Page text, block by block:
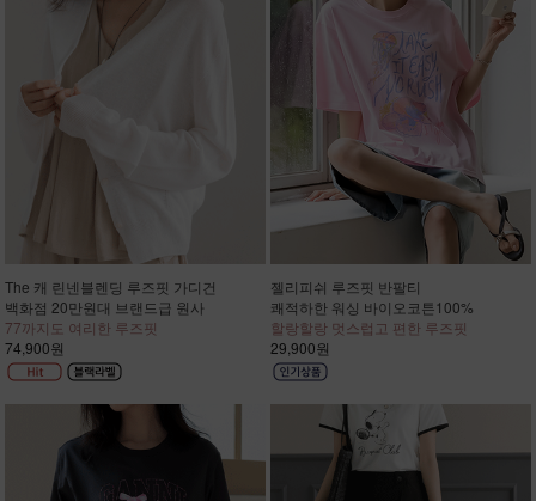
The 캐 린넨블렌딩 루즈핏 가디건
백화점 20만원대 브랜드급 원사
77까지도 여리한 루즈핏
74,900원
젤리피쉬 루즈핏 반팔티
쾌적하한 워싱 바이오코튼100%
할랑할랑 멋스럽고 편한 루즈핏
29,900원